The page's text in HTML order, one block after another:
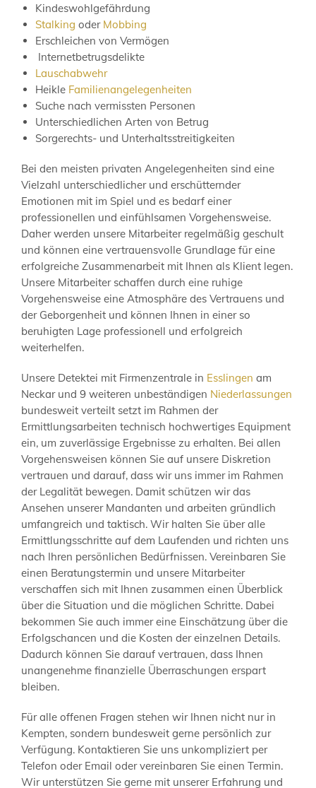
Kindeswohlgefährdung
Stalking oder Mobbing
Erschleichen von Vermögen
Internetbetrugsdelikte
Lauschabwehr
Heikle Familienangelegenheiten
Suche nach vermissten Personen
Unterschiedlichen Arten von Betrug
Sorgerechts- und Unterhaltsstreitigkeiten
Bei den meisten privaten Angelegenheiten sind eine
Vielzahl unterschiedlicher und erschütternder
Emotionen mit im Spiel und es bedarf einer
professionellen und einfühlsamen Vorgehensweise.
Daher werden unsere Mitarbeiter regelmäßig geschult
und können eine vertrauensvolle Grundlage für eine
erfolgreiche Zusammenarbeit mit Ihnen als Klient legen.
Unsere Mitarbeiter schaffen durch eine ruhige
Vorgehensweise eine Atmosphäre des Vertrauens und
der Geborgenheit und können Ihnen in einer so
beruhigten Lage professionell und erfolgreich
weiterhelfen.
Unsere Detektei mit Firmenzentrale in Esslingen am
Neckar und 9 weiteren unbeständigen Niederlassungen
bundesweit verteilt setzt im Rahmen der
Ermittlungsarbeiten technisch hochwertiges Equipment
ein, um zuverlässige Ergebnisse zu erhalten. Bei allen
Vorgehensweisen können Sie auf unsere Diskretion
vertrauen und darauf, dass wir uns immer im Rahmen
der Legalität bewegen. Damit schützen wir das
Ansehen unserer Mandanten und arbeiten gründlich
umfangreich und taktisch. Wir halten Sie über alle
Ermittlungsschritte auf dem Laufenden und richten uns
nach Ihren persönlichen Bedürfnissen. Vereinbaren Sie
einen Beratungstermin und unsere Mitarbeiter
verschaffen sich mit Ihnen zusammen einen Überblick
über die Situation und die möglichen Schritte. Dabei
bekommen Sie auch immer eine Einschätzung über die
Erfolgschancen und die Kosten der einzelnen Details.
Dadurch können Sie darauf vertrauen, dass Ihnen
unangenehme finanzielle Überraschungen erspart
bleiben.
Für alle offenen Fragen stehen wir Ihnen nicht nur in
Kempten, sondern bundesweit gerne persönlich zur
Verfügung. Kontaktieren Sie uns unkompliziert per
Telefon oder Email oder vereinbaren Sie einen Termin.
Wir unterstützen Sie gerne mit unserer Erfahrung und